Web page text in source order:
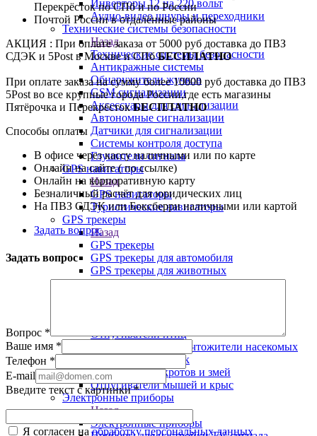
Инверторы 12 на 220 вольт
Аудио-видео шнуры и переходники
Технические системы безопасности
Назад
Технические системы безопасности
Антикражные системы
Обнаружители жучков
GSM сигнализации
Аксессуары для сигнализации
Автономные сигнализации
Датчики для сигнализации
Системы контроля доступа
Глушители сигнала
GPS навигаторы
Назад
GPS навигаторы
Туристические навигаторы
GPS трекеры
Назад
GPS трекеры
GPS трекеры для автомобиля
GPS трекеры для животных
Персональные GPS трекеры
Отпугиватели птиц
Отпугиватели и уничтожители насекомых
Отпугиватели собак
Отпугиватели кротов и змей
Отпугиватели мышей и крыс
Электронные приборы
Назад
Электронные приборы
Перекрёсток по СПб и по России
Почтой России в отдалённые районы
АКЦИЯ : При оплате заказа от 5000 руб доставка до ПВЗ
СДЭК и 5Post в Москве и СПбБЕСПЛАТНО
При оплате заказа на сумму более 10000 руб доставка до ПВЗ
5Post во все крупные города России,где есть магазины
Пятёрочка и ПерекрёстокБЕСПЛАТНО
Способы оплаты
В офисе через кассу наличными или по карте
Онлайн на сайте ( по ссылке)
Онлайн на корпоративную карту
Безналичный расчёт для юридических лиц
На ПВЗ СДЭК или Боксберри наличными или картой
Задать вопрос
Задать вопрос
Вопрос *
Ваше имя *
Телефон *
E-mail
Введите текст с картинки*
Я согласен наобработку персональных данных